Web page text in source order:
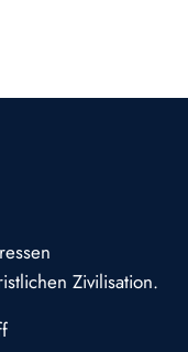
Zivilisation.